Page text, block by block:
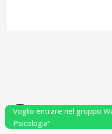
Powered by
Voglio entrare nel gruppo
Psicologia"